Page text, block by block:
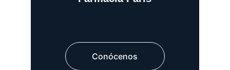
Conócenos